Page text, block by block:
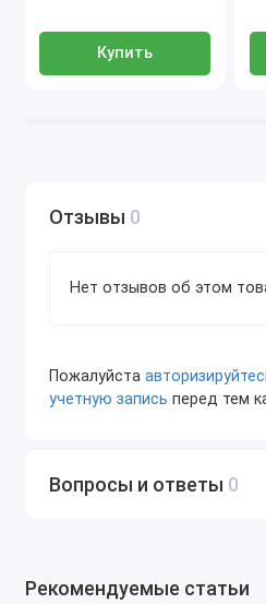
В условленное время
вашему компьютеру и
Купить
Отзывы 0
Нет отзывов об этом
Пожалуйста
учетную запись перед тем
Вопросы и ответы 0
Рекомендуемые статьи